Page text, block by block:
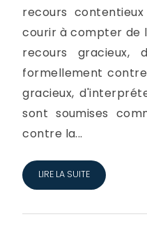
recours
courir à compter de
recours gracieux,
formellement
gracieux,
sont soumises
contre la...
LIRE LA SUITE